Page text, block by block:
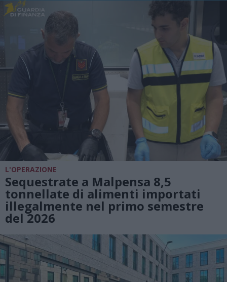
L'OPERAZIONE
Sequestrate a Malpensa 8,5
tonnellate di alimenti importati
illegalmente nel primo semestre
del 2026